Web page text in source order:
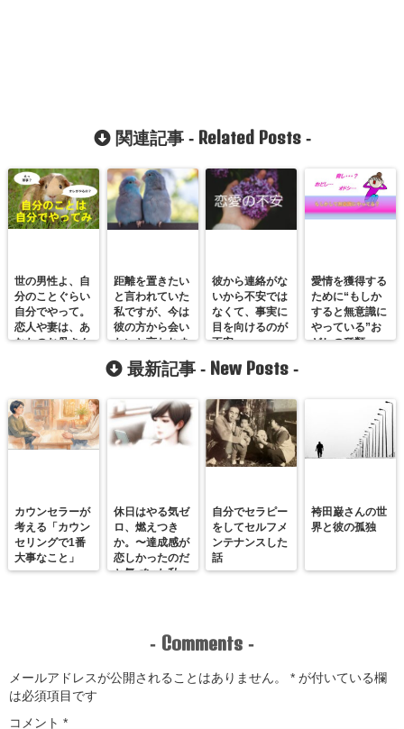
関連記事 - Related Posts-
世の男性よ、自
分のことぐらい
自分でやって。
恋人や妻は、あ
なたのお母さん
距離を置きたい
と言われていた
私ですが、今は
彼の方から会い
たいと言われま
す。
彼から連絡がな
いから不安では
なくて、事実に
目を向けるのが
不安
愛情を獲得する
ために“もしか
すると無意識に
やっている”お
どしの種類
最新記事 - New Posts -
カウンセラーが
考える「カウン
セリングで1番
大事なこと」
休日はやる気ゼ
ロ、燃えつき
か。〜達成感が
恋しかったのだ
と気づいた私
自分でセラピー
をしてセルフメ
ンテナンスした
話
袴田巌さんの世
界と彼の孤独
- Comments -
メールアドレスが公開されることはありません。 * が付いている欄
は必須項目です
コメント *